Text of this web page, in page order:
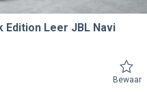
Edition Leer JBL Navi
Bewaar